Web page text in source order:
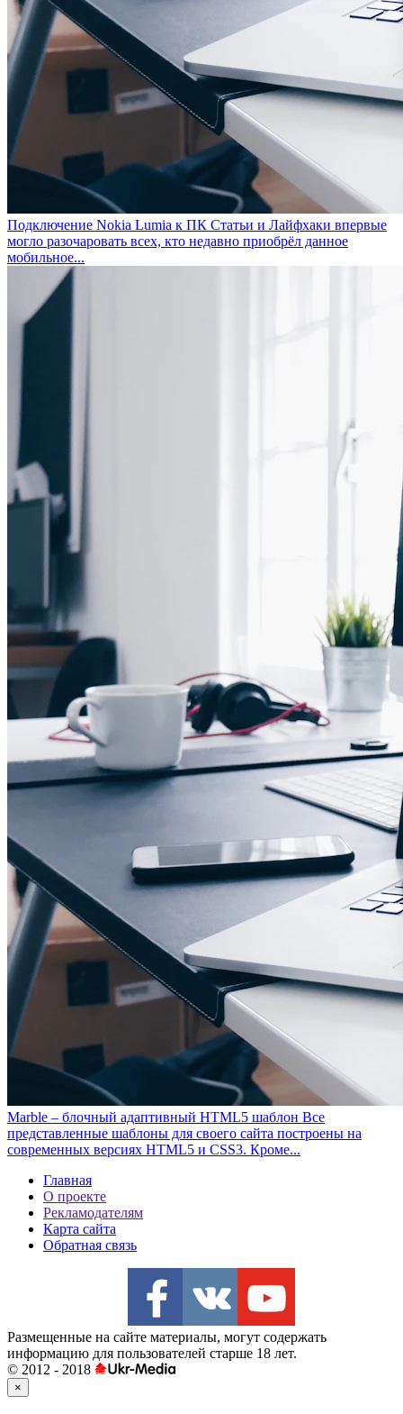
Подключение Nokia Lumia к ПК Статьи и Лайфхаки впервые
могло разочаровать всех, кто недавно приобрёл данное
мобильное...
Marble – блочный адаптивный HTML5 шаблон Все
представленные шаблоны для своего сайта построены на
современных версиях HTML5 и CSS3. Кроме...
Главная
О проекте
Рекламодателям
Карта сайта
Обратная связь
Размещенные на сайте материалы, могут содержать
информацию для пользователей старше 18 лет.
© 2012 - 2018
×